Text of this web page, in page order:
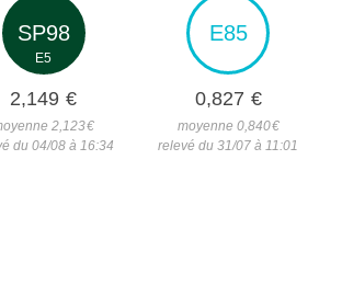
SP98
E5
2,149 €
2,123€
du 04/08 à 16:34
E85
0,827 €
moyenne 0,840€
relevé du 31/07 à 11:01